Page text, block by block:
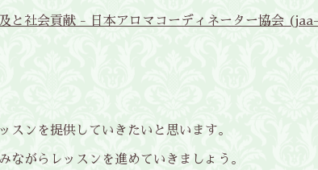
と社会貢献 - 日本アロマコーディネーター協会
スンを提供していきたいと思います。
ながらレッスンを進めていきましょう。